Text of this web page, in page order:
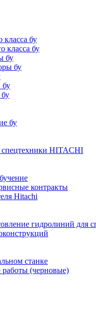
класса бу
класса бу
бу
бу
бу
бу
спецтехники HITACHI
контракты
Hitachi
гидролиний для
станке
работы (черновые)